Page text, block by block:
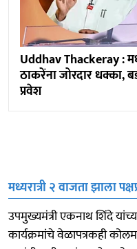
Uddhav Thackeray :
ठाकरेंना जोरदार धक्का,
प्रवेश
मध्यरात्री २ वाजता झाला
उपमुख्यमंत्री एकनाथ शिंदे
कार्यक्रमांचे वेळापत्रकही